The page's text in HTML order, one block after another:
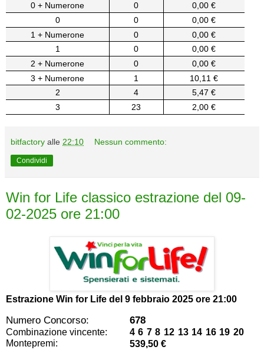
0 + Numerone
0
0,00 €
0
0
0,00 €
1 + Numerone
0
0,00 €
1
0
0,00 €
2 + Numerone
0
0,00 €
3 + Numerone
1
10,11 €
2
4
5,47 €
3
23 2,00 €
bitfactory alle 22:10 Nessun commento:
Condividi
Win for Life classico estrazione del 09-
02-2025 ore 21:00
Estrazione Win for Life del 9 febbraio 2025 ore 21:00
Numero Concorso: 678
Combinazione vincente:
4 6 7 8 12 13 14 16 19 20
Montepremi:
539,50 €